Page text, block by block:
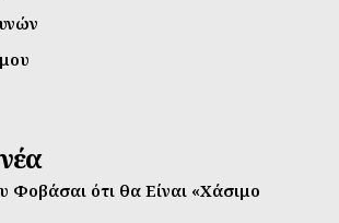
Φοβάσαι ότι θα Είναι «Χάσιμο